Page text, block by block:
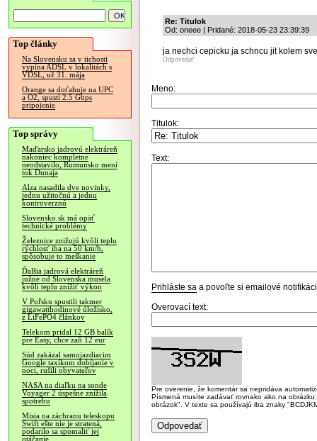
Top články
Na Slovensku sa v tichosti
vypína ADSL v lokalitách s
VDSL, už 31. mája
Orange sa doťahuje na UPC
a O2, spustí 2.5 Gbps
pripojenie
Top správy
Maďarsko jadrovú elektráreň
nakoniec kompletne
neodstavilo, Rumunsko mení
tok Dunaja
Alza nasadila dve novinky,
jednu užitočnú a jednu
kontroverznú
Slovensko.sk má opäť
technické problémy
Železnice znižujú kvôli teplu
rýchlosť iba na 50 km/h,
spôsobuje to meškanie
Ďalšia jadrová elektráreň
južne od Slovenska musela
kvôli teplu znížiť výkon
V Poľsku spustili takmer
gigawatthodinové úložisko,
z LiFePO4 článkov
Telekom pridal 12 GB balík
pre Easy, chce zaň 12 eur
Súd zakázal samojazdiacim
Google taxíkom dobíjanie v
noci, rušili obyvateľov
NASA na diaľku na sonde
Voyager 2 úspešne znížila
spotrebu
Misia na záchranu teleskopu
Swift ešte nie je stratená,
podarilo sa spomaliť jej
otáčanie
Re: Titulok
Od: oneee | Pridané: 2018-05-23 23:39:39
ja nechci cepicku ja schncu jit kolem
Odpovedať
Meno:
Titulok:
Text:
Prihláste sa a povoľte si emailové
Overovací text:
Pre overenie, že komentár sa nepridáva
Písmená musíte zadávať rovnako ako na
obrázok". V texte sa používajú iba znaky